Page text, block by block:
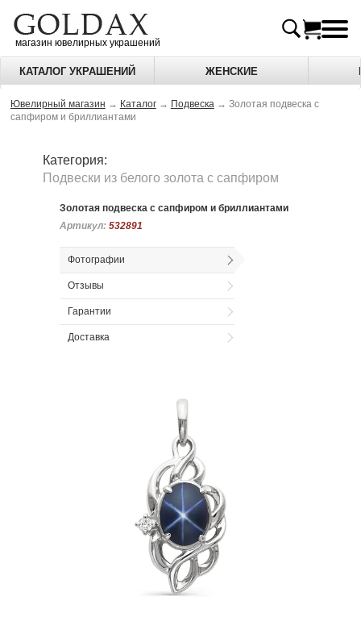
магазин ювелирных украшений
КАТАЛОГ УКРАШЕНИЙ ЖЕНСКИЕ
Ювелирный магазин → Каталог → Подвеска → Золотая подвеска с
сапфиром и бриллиантами
Категория:
Подвески из белого золота c сапфиром
Золотая подвеска с сапфиром и бриллиантами
Артикул: 532891
Артикул: 532891
Фотографии
Отзывы
Гарантии
Доставка